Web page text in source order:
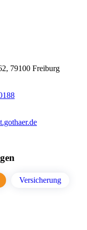
79100 Freiburg
Versicherung